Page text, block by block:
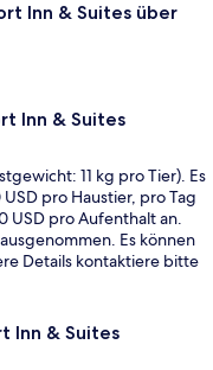
Inn & Suites über
Inn & Suites
11 kg pro Tier). Es
pro Haustier, pro Tag
USD pro Aufenthalt an.
Es können
Details kontaktiere bitte
Inn & Suites